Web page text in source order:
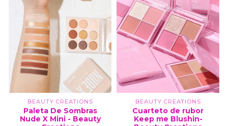
BEAUTY CREATIONS
Paleta De Sombras
Nude X Mini - Beauty
BEAUTY CREATIONS
Cuarteto de rubor
Keep me Blushin-